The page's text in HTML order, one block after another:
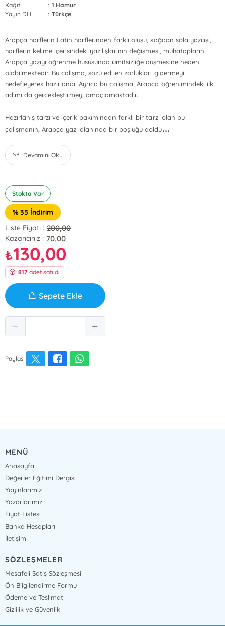
Kağıt
: 1.Hamur
Yayın Dili
: Türkçe
Arapça harflerin Latin harflerinden farklı oluşu, sağdan sola yazılışı,
harflerin kelime içerisindeki yazılışlarının değişmesi, muhatapların
Arapça yazıyı öğrenme hususunda ümitsizliğe düşmesine neden
olabilmektedir. Bu çalışma, sözü edilen zorlukları gidermeyi
hedefleyerek hazırlandı. Ayrıca bu çalışma, Arapça öğrenimindeki ilk
adımı da gerçekleştirmeyi amaçlamaktadır.
Hazırlanış tarzı ve içerik bakımından farklı bir tarzı olan bu
çalışmanın, Arapça yazı alanında bir boşluğu doldu...
Devamını Oku
Stokta Var
% 35 İndirim
Liste Fiyatı : 200,00
Kazancınız : 70,00
₺130,00
817 adet satıldı
Sepete Ekle
Paylaş
MENÜ
Anasayfa
Değerler Eğitimi Dergisi
Yayınlarımız
Yazarlarımız
Fiyat Listesi
Banka Hesapları
İletişim
SÖZLEŞMELER
Mesafeli Satış Sözleşmesi
Ön Bilgilendirme Formu
Ödeme ve Teslimat
Gizlilik ve Güvenlik